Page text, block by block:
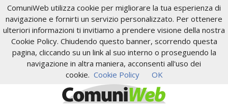
ComuniWeb utilizza cookie per migliorare la tua esperienza di
navigazione e fornirti un servizio personalizzato. Per ottenere
ulteriori informazioni ti invitiamo a prendere visione della nostra
Cookie Policy. Chiudendo questo banner, scorrendo questa
pagina, cliccando su un link al suo interno o proseguendo la
navigazione in altra maniera, acconsenti all'uso dei
cookie. Cookie Policy OK